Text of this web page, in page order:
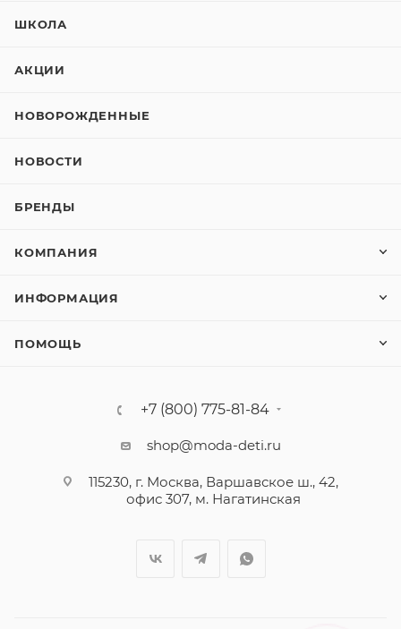
ШКОЛА
АКЦИИ
НОВОРОЖДЕННЫЕ
НОВОСТИ
БРЕНДЫ
КОМПАНИЯ
ИНФОРМАЦИЯ
ПОМОЩЬ
+7 (800) 775-81-84
shop@moda-deti.ru
115230, г. Москва, Варшавское ш., 42,
офис 307, м. Нагатинская